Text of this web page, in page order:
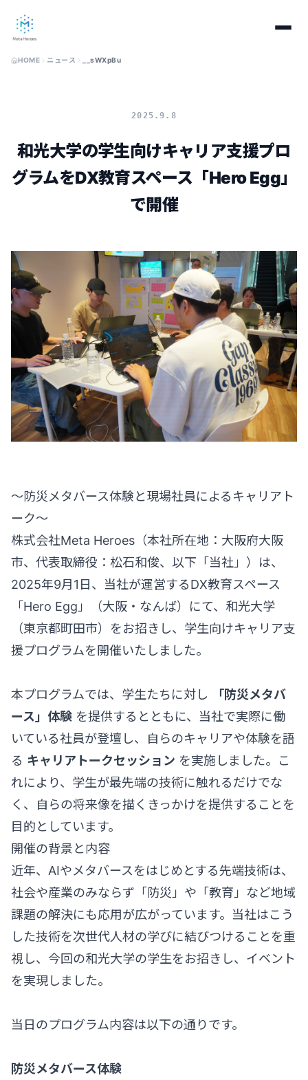
HOME ニュース __sWXpBu
2025.9.8
和光大学の学生向けキャリア支援プロ
グラムをDX教育スペース「Hero Egg」
で開催
〜防災メタバース体験と現場社員によるキャリアト
ーク〜
株式会社Meta Heroes（本社所在地：大阪府大阪
市、代表取締役：松石和俊、以下「当社」）は、
2025年9月1日、当社が運営するDX教育スペース
「Hero Egg」（大阪・なんば）にて、和光大学
（東京都町田市）をお招きし、学生向けキャリア支
援プログラムを開催いたしました。
本プログラムでは、学生たちに対し
「防災メタバ
ース」体験 を提供するとともに、当社で実際に働
いている社員が登壇し、自らのキャリアや体験を語
る キャリアトークセッション を実施しました。こ
れにより、学生が最先端の技術に触れるだけでな
く、自らの将来像を描くきっかけを提供することを
目的としています。
開催の背景と内容
近年、AIやメタバースをはじめとする先端技術は、
社会や産業のみならず「防災」や「教育」など地域
課題の解決にも応用が広がっています。当社はこう
した技術を次世代人材の学びに結びつけることを重
視し、今回の和光大学の学生をお招きし、イベント
を実現しました。
当日のプログラム内容は以下の通りです。
防災メタバース体験